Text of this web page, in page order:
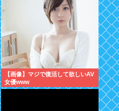
【画像】マジで復活して欲しいAV
女優www